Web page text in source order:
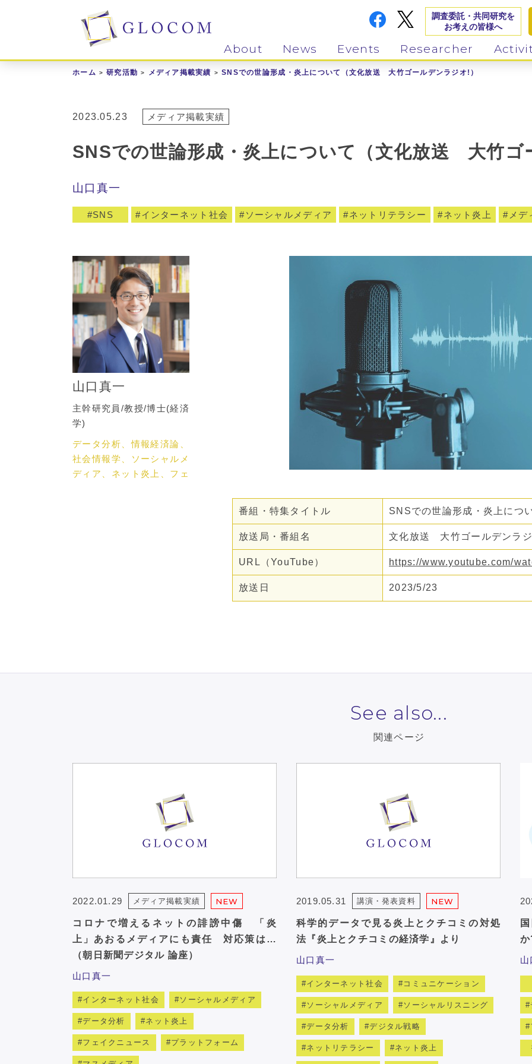
調査委託・共同研究を
お考えの皆様へ
About News Events Researcher
ホーム 研究活動 メディア掲載実績 SNSでの世論形成・炎上について（文化放送 大竹ゴールデンラジオ!）
2023.05.23 メディア掲載実績
SNSでの世論形成・炎上について（文化放送 大竹ゴ
山口真一
SNS インターネット社会 ソーシャルメディア ネットリテラシー ネット炎上 メデ
番組・特集タイトル SNSでの世論形成・炎上につ
放送局・番組名 文化放送 大竹ゴールデンラ
URL（YouTube） https://www.youtube.com/
放送日 2023/5/23
山口真一
主幹研究員/教授/博士(経済
学)
データ分析、情報経済論、
社会情報学、ソーシャルメ
ディア、ネット炎上、フェ
See also...
関連ページ
2022.01.29 メディア掲載実績 NEW
コロナで増えるネットの誹謗中傷 「炎
上」あおるメディアにも責任 対応策は…
（朝日新聞デジタル 論座）
山口真一
インターネット社会 ソーシャルメディア
データ分析 ネット炎上
フェイクニュース プラットフォーム
2019.05.31 講演・発表資料 NEW
科学的データで見る炎上とクチコミの対処
法『炎上とクチコミの経済学』より
山口真一
インターネット社会 コミュニケーション
ソーシャルメディア ソーシャルリスニング
データ分析 デジタル戦略
ネットリテラシー ネット炎上
山